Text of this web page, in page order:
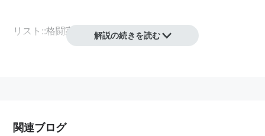
リスト::格闘家 解説の続きを読む
関連ブログ